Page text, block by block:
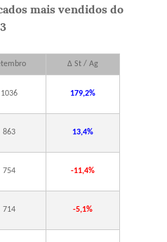
mais vendidos do
Δ St / Ag
1036 179,2%
863 13,4%
754 -11,4%
714 -5,1%